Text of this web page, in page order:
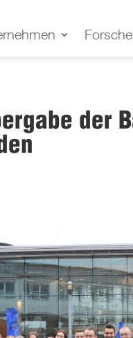
der